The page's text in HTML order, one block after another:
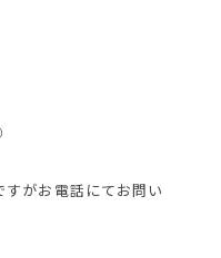
がお電話にてお問い